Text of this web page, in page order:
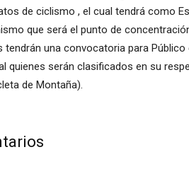
de ciclismo , el cual tendrá como
que será el punto de
tendrán una convocatoria para
quienes serán clasificados en su
de Montaña).